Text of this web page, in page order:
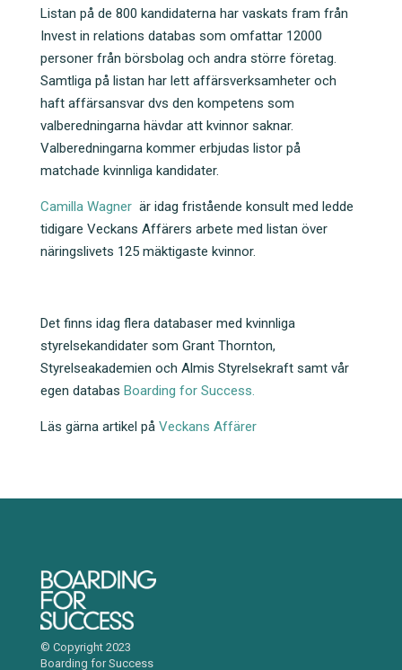
Listan på de 800 kandidaterna har vaskats fram från
Invest in relations databas som omfattar 12000
personer från börsbolag och andra större företag.
Samtliga på listan har lett affärsverksamheter och
haft affärsansvar dvs den kompetens som
valberedningarna hävdar att kvinnor saknar.
Valberedningarna kommer erbjudas listor på
matchade kvinnliga kandidater.
Camilla Wagnerär idag fristående konsult med ledde
tidigare Veckans Affärers arbete med listan över
näringslivets 125 mäktigaste kvinnor.
Det finns idag flera databaser med kvinnliga
styrelsekandidater som Grant Thornton,
Styrelseakademien och Almis Styrelsekraft samt vår
egen databas Boarding for Success.
Läs gärna artikel på Veckans Affärer
© Copyright 2023
Boarding for Success